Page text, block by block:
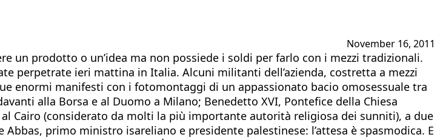
November 16, 2011
un prodotto o un’idea ma non possiede i soldi per farlo con i mezzi tradizionali.
perpetrate ieri mattina in Italia. Alcuni militanti dell’azienda, costretta a mezzi
enormi manifesti con i fotomontaggi di un appassionato bacio omosessuale tra
alla Borsa e al Duomo a Milano; Benedetto XVI, Pontefice della Chiesa
Cairo (considerato da molti la più importante autorità religiosa dei sunniti), a due
primo ministro isareliano e presidente palestinese: l’attesa è spasmodica. E